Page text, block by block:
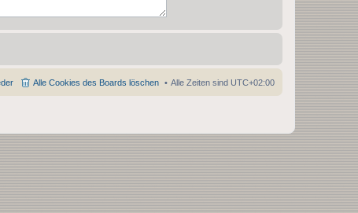
Alle Zeiten sind UTC+02:00
Alle Cookies des Boards löschen